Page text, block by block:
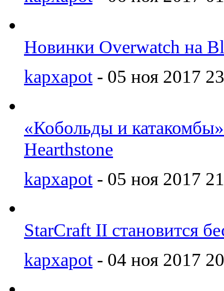
Новинки Overwatch на
kapxapot - 05 ноя 2017
«Кобольды и
Hearthstone
kapxapot - 05 ноя 2017
StarCraft II становится
kapxapot - 04 ноя 2017